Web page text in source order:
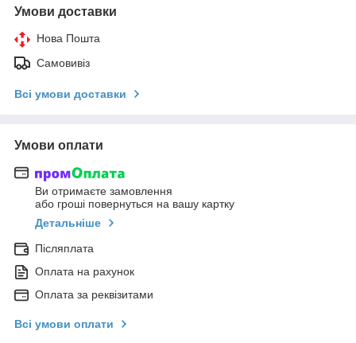
Умови доставки
Нова Пошта
Самовивіз
Всі умови доставки
Умови оплати
Ви отримаєте замовлення
або гроші повернуться на вашу картку
Детальніше
Післяплата
Оплата на рахунок
Оплата за реквізитами
Всі умови оплати